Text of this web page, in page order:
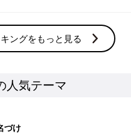
ングをもっと見る
人気テーマ
づけ